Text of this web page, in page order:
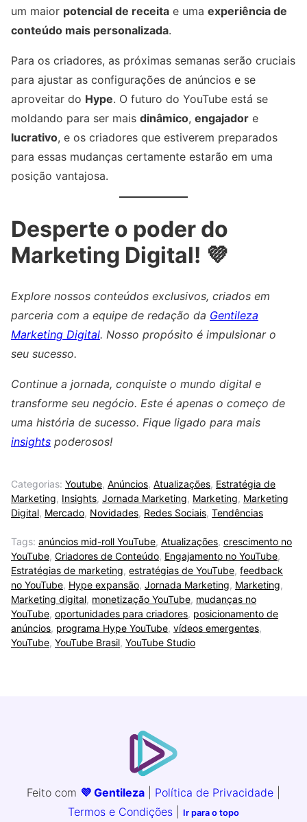
um maior potencial de receita e uma experiência de
conteúdo mais personalizada.
Para os criadores, as próximas semanas serão cruciais
para ajustar as configurações de anúncios e se
aproveitar do Hype. O futuro do YouTube está se
moldando para ser mais dinâmico, engajador e
lucrativo, e os criadores que estiverem preparados
para essas mudanças certamente estarão em uma
posição vantajosa.
Desperte o poder do
Marketing Digital! 💜
Explore nossos conteúdos exclusivos, criados em
parceria com a equipe de redação da Gentileza
Marketing Digital. Nosso propósito é impulsionar o
seu sucesso.
Continue a jornada, conquiste o mundo digital e
transforme seu negócio. Este é apenas o começo de
uma história de sucesso. Fique ligado para mais
insights poderosos!
Categorias: Youtube, Anúncios, Atualizações, Estratégia de
Marketing, Insights, Jornada Marketing, Marketing, Marketing
Digital, Mercado, Novidades, Redes Sociais, Tendências
Tags: anúncios mid-roll YouTube, Atualizações, crescimento no
YouTube, Criadores de Conteúdo, Engajamento no YouTube,
Estratégias de marketing, estratégias de YouTube, feedback
no YouTube, Hype expansão, Jornada Marketing, Marketing,
Marketing digital, monetização YouTube, mudanças no
YouTube, oportunidades para criadores, posicionamento de
anúncios, programa Hype YouTube, vídeos emergentes,
YouTube, YouTube Brasil, YouTube Studio
Feito com 💜 Gentileza Política de Privacidade
Termos e Condições
Ir para o topo